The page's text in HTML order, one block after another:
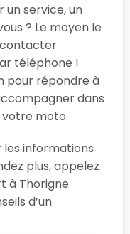
un service, un
? Le moyen le
téléphone !
pour répondre à
dans
moto.
les informations
plus, appelez
à Thorigne
d’un